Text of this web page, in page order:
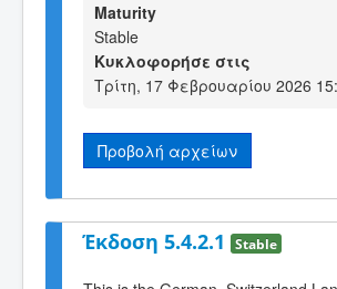
Maturity
Stable
Κυκλοφορήσε στις
Τρίτη, 17 Φεβρουαρίου 2026
Προβολή αρχείων
Έκδοση 5.4.2.1 Stable